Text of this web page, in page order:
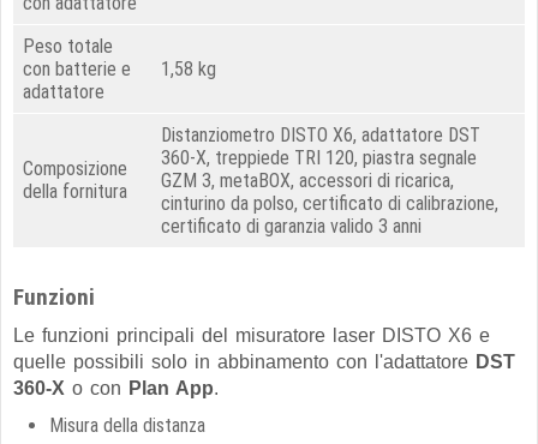
Peso totale
con batterie e
adattatore
1,58 kg
Composizione
della fornitura
Distanziometro DISTO X6, adattatore DST
360-X, treppiede TRI 120, piastra segnale
GZM 3, metaBOX, accessori di ricarica,
cinturino da polso, certificato di calibrazione,
certificato di garanzia valido 3 anni
Funzioni
Le funzioni principali del misuratore laser DISTO X6 e
quelle possibili solo in abbinamento con l'adattatore DST
360-X o con Plan App.
Misura della distanza